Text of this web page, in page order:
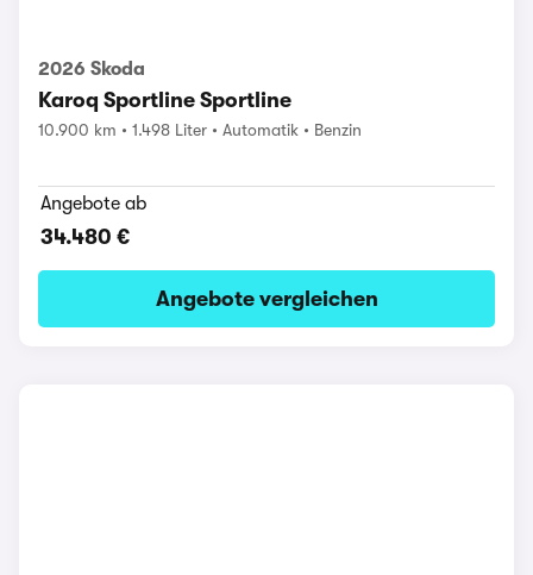
2026 Skoda
Karoq Sportline Sportline
10.900 km 1.498 Liter Automatik Benzin
Angebote ab
34.480 €
Angebote vergleichen